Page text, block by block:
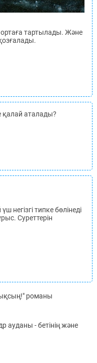
тартылады. Және
қалай аталады?
негізгі типке бөлінеді
Суреттерін
романы
ауданы - бетінің және